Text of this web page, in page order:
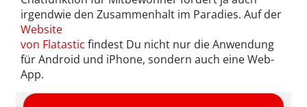
irgendwie den Zusammenhalt im Paradies. Auf der
Website
von Flatastic findest Du nicht nur die Anwendung
für Android und iPhone, sondern auch eine Web-
App.